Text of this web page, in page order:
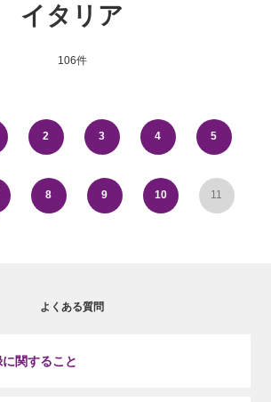
イタリア
106件
2 3 4 5
8 9 10 11
よくある質問
関すること